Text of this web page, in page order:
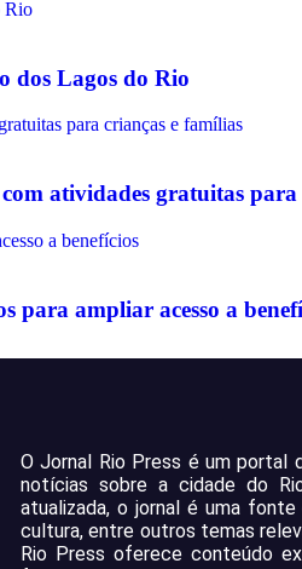
dos Lagos do Rio
atividades gratuitas para
para ampliar acesso a
O Jornal Rio Press é um portal
notícias sobre a cidade do
atualizada, o jornal é uma
cultura, entre outros temas
Rio Press oferece conteúdo